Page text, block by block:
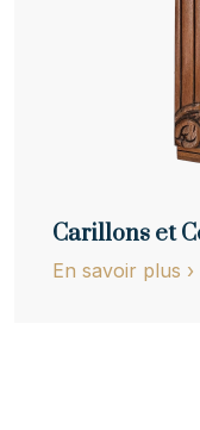
Carillons et
En savoir plus ›